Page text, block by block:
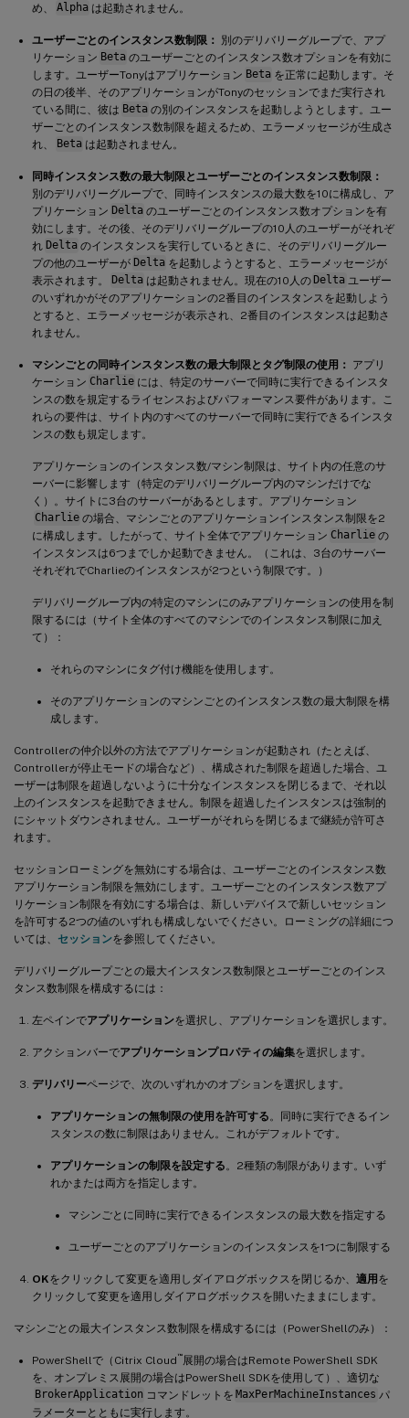
め、
Alpha は起動されません。
ユーザーごとのインスタンス数制限：
別のデリバリーグループで、アプ
リケーション Beta のユーザーごとのインスタンス数オプションを有効に
します。ユーザーTonyはアプリケーション Beta を正常に起動します。そ
の日の後半、そのアプリケーションがTonyのセッションでまだ実行され
ている間に、彼は Beta の別のインスタンスを起動しようとします。ユー
ザーごとのインスタンス数制限を超えるため、エラーメッセージが生成さ
れ、
Beta は起動されません。
同時インスタンス数の最大制限とユーザーごとのインスタンス数制限：
別のデリバリーグループで、同時インスタンスの最大数を10に構成し、ア
プリケーション Delta のユーザーごとのインスタンス数オプションを有
効にします。その後、そのデリバリーグループの10人のユーザーがそれぞ
れ Delta のインスタンスを実行しているときに、そのデリバリーグルー
プの他のユーザーが Delta を起動しようとすると、エラーメッセージが
表示されます。
Delta は起動されません。現在の10人の Delta ユーザー
のいずれかがそのアプリケーションの2番目のインスタンスを起動しよう
とすると、エラーメッセージが表示され、2番目のインスタンスは起動さ
れません。
マシンごとの同時インスタンス数の最大制限とタグ制限の使用：
アプリ
ケーション Charlie には、特定のサーバーで同時に実行できるインスタ
ンスの数を規定するライセンスおよびパフォーマンス要件があります。こ
れらの要件は、サイト内のすべてのサーバーで同時に実行できるインスタ
ンスの数も規定します。
アプリケーションのインスタンス数/マシン制限は、サイト内の任意のサ
ーバーに影響します（特定のデリバリーグループ内のマシンだけでな
く）。サイトに3台のサーバーがあるとします。アプリケーション
Charlie の場合、マシンごとのアプリケーションインスタンス制限を2
に構成します。したがって、サイト全体でアプリケーション Charlie の
インスタンスは6つまでしか起動できません。（これは、3台のサーバー
それぞれでCharlieのインスタンスが2つという制限です。）
デリバリーグループ内の特定のマシンにのみアプリケーションの使用を制
限するには（サイト全体のすべてのマシンでのインスタンス制限に加え
て）：
それらのマシンにタグ付け機能を使用します。
そのアプリケーションのマシンごとのインスタンス数の最大制限を構
成します。
Controllerの仲介以外の方法でアプリケーションが起動され（たとえば、
Controllerが停止モードの場合など）、構成された制限を超過した場合、ユ
ーザーは制限を超過しないように十分なインスタンスを閉じるまで、それ以
上のインスタンスを起動できません。制限を超過したインスタンスは強制的
にシャットダウンされません。ユーザーがそれらを閉じるまで継続が許可さ
れます。
セッションローミングを無効にする場合は、ユーザーごとのインスタンス数
アプリケーション制限を無効にします。ユーザーごとのインスタンス数アプ
リケーション制限を有効にする場合は、新しいデバイスで新しいセッション
を許可する2つの値のいずれも構成しないでください。ローミングの詳細につ
いては、 セッションを参照してください。
デリバリーグループごとの最大インスタンス数制限とユーザーごとのインス
タンス数制限を構成するには：
左ペインでアプリケーションを選択し、アプリケーションを選択します。
アクションバーでアプリケーションプロパティの編集を選択します。
デリバリーページで、次のいずれかのオプションを選択します。
アプリケーションの無制限の使用を許可する 。同時に実行できるイン
スタンスの数に制限はありません。これがデフォルトです。
アプリケーションの制限を設定する 。2種類の制限があります。いず
れかまたは両方を指定します。
マシンごとに同時に実行できるインスタンスの最大数を指定する
ユーザーごとのアプリケーションのインスタンスを1つに制限する
OKをクリックして変更を適用しダイアログボックスを閉じるか、 適用を
クリックして変更を適用しダイアログボックスを開いたままにします。
マシンごとの最大インスタンス数制限を構成するには（PowerShellのみ）：
PowerShellで（Citrix Cloud ™ 展開の場合はRemote PowerShell SDK
を、オンプレミス展開の場合はPowerShell SDKを使用して）、適切な
BrokerApplication コマンドレットを MaxPerMachineInstances パ
ラメーターとともに実行します。